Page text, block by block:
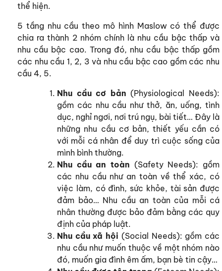
thể hiện.
5 tầng nhu cầu theo mô hình Maslow có thể được
chia ra thành 2 nhóm chính là nhu cầu bậc thấp và
nhu cầu bậc cao. Trong đó, nhu cầu bậc thấp gồm
các nhu cầu 1, 2, 3 và nhu cầu bậc cao gồm các nhu
cầu 4, 5.
Nhu cầu cơ bản (Physiological Needs):
gồm các nhu cầu như thở, ăn, uống, tình
dục, nghỉ ngơi, nơi trú ngụ, bài tiết… Đây là
những nhu cầu cơ bản, thiết yếu cần có
với mỗi cá nhân để duy trì cuộc sống của
mình bình thường.
Nhu cầu an toàn (Safety Needs): gồm
các nhu cầu như an toàn về thể xác, có
việc làm, có đình, sức khỏe, tài sản được
đảm bảo… Nhu cầu an toàn của mỗi cá
nhân thường được bảo đảm bằng các quy
định của pháp luật.
Nhu cầu xã hội (Social Needs): gồm các
nhu cầu như muốn thuộc về một nhóm nào
đó, muốn gia đình êm ấm, bạn bè tin cậy…